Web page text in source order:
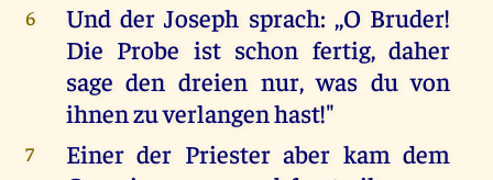
6
Und der Joseph sprach: ,,O Bruder!
Die Probe ist schon fertig, daher
sage den dreien nur, was du von
ihnen zu verlangen hast!"
7
Einer der Priester aber kam dem